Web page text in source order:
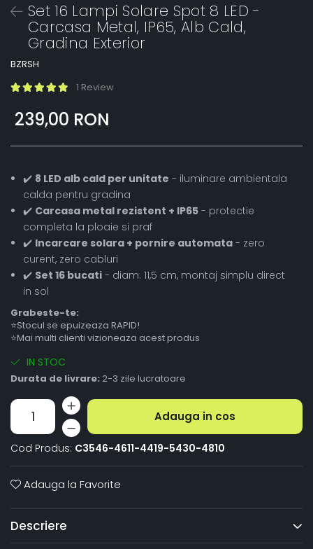
Set 16 Lampi Solare Spot 8 LED -
Carcasa Metal, IP65, Alb Cald,
Gradina Exterior
BZRSH
1 Review
239,00 RON
✔️ 8 LED alb cald per unitate - iluminare ambientala
calda pentru gradina
✔️ Carcasa metal rezistent + IP65 - protectie
completa la ploaie si praf
✔️ Incarcare solara + pornire automata - zero
curent, zero cabluri
✔️ Set 16 bucati - diam. 11,5 cm, montaj simplu direct
in sol
Grabeste-te:
⭐Stocul se epuizeaza RAPID!
⭐Mai multi clienti vizioneaza acest produs
IN STOC
Durata de livrare: 2-3 zile lucratoare
Adauga in cos
Cod Produs: C3546-4611-4419-5430-4810
Adauga la Favorite
Descriere